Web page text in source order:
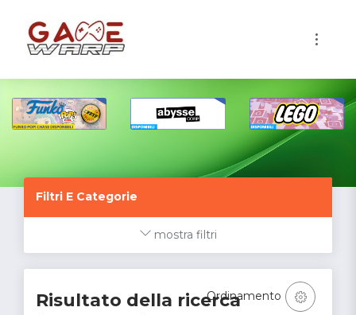
Filtri E Categorie
mostra filtri
Risultato della ricercaOrdinamento